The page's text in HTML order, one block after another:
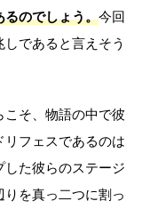
るのでしょう。今回
であると言えそう
そ、物語の中で彼
フェスであるのは
た彼らのステージ
を真っ二つに割っ